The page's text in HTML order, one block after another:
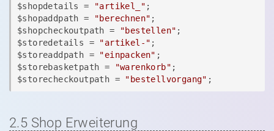
$shopdetails =
"artikel_" ;
$shopaddpath =
"berechnen" ;
$shopcheckoutpath =
"bestellen" ;
$storedetails = "artikel-" ;
$storeaddpath = "einpacken" ;
$storebasketpath =
"warenkorb" ;
$storecheckoutpath = "bestellvorgang" ;
2.5 Shop Erweiterung